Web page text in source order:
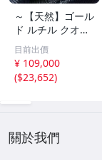
～【天然】ゴール
ド ルチル クオー
ツ 丸玉 18.2mm
8.5g
目前出價
¥ 109,000
($23,652)
關於我們